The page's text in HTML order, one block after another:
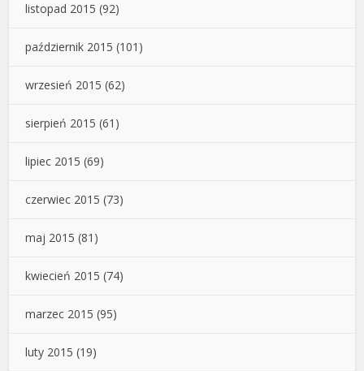
listopad 2015 (92)
październik 2015 (101)
wrzesień 2015 (62)
sierpień 2015 (61)
lipiec 2015 (69)
czerwiec 2015 (73)
maj 2015 (81)
kwiecień 2015 (74)
marzec 2015 (95)
luty 2015 (19)